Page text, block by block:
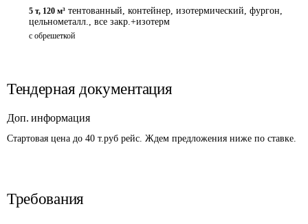
5 т, 120 м³ тентованный, контейнер, изотермический, фургон,
цельнометалл., все закр.+изотерм
с обрешеткой
Тендерная документация
Доп. информация
Стартовая цена до 40 т.руб рейс. Ждем предложения ниже по ставке.
Требования